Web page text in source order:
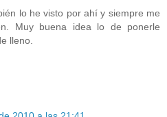
lo he visto por ahí y siempre me
Muy buena idea lo de ponerle
lleno.